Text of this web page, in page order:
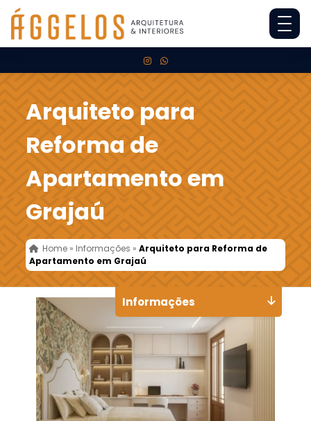
Arquiteto para
Reforma de
Apartamento em
Grajaú
Home » Informações »Arquiteto para Reforma de
Apartamento em Grajaú
Informações